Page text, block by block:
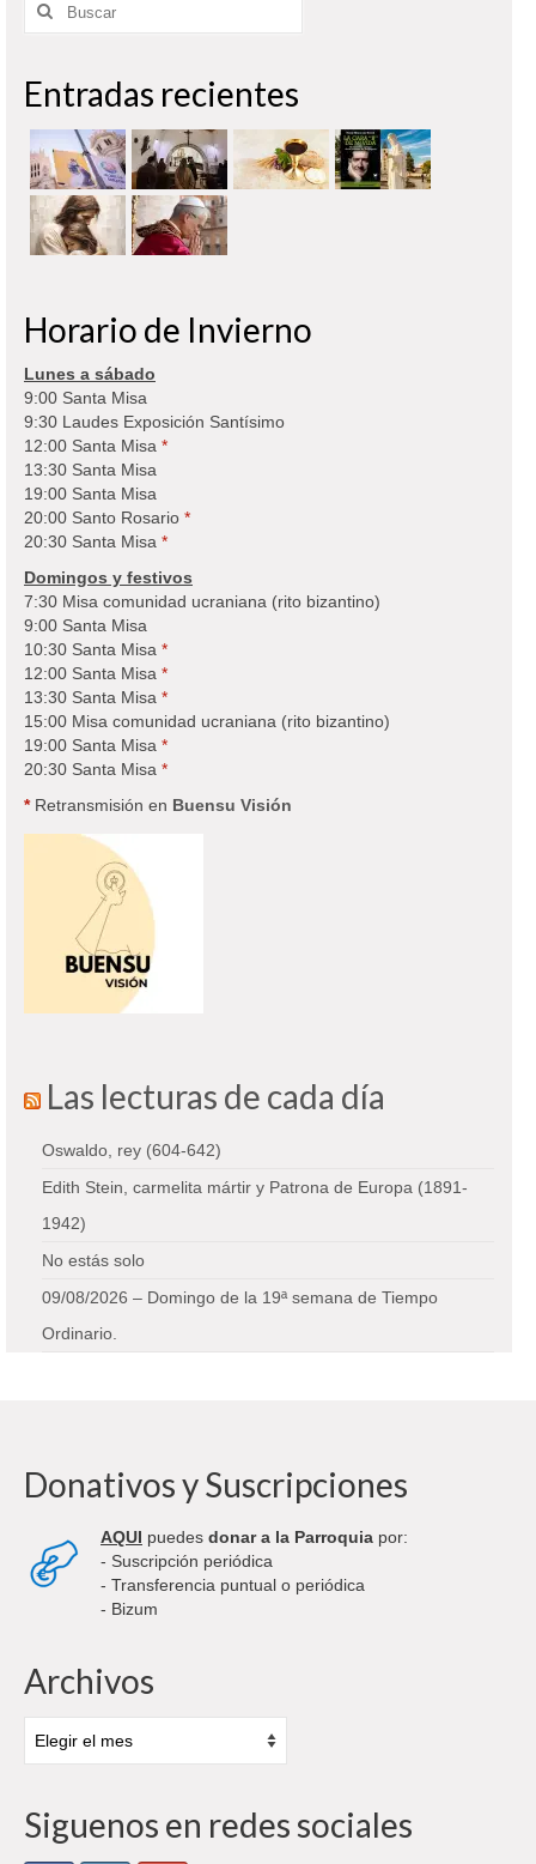
Entradas recientes
Horario de Invierno
Lunes a sábado
9:00 Santa Misa
9:30 Laudes Exposición Santísimo
12:00 Santa Misa *
13:30 Santa Misa
19:00 Santa Misa
20:00 Santo Rosario *
20:30 Santa Misa *
Domingos y festivos
7:30 Misa comunidad ucraniana (rito bizantino)
9:00 Santa Misa
10:30 Santa Misa *
12:00 Santa Misa *
13:30 Santa Misa *
15:00 Misa comunidad ucraniana (rito bizantino)
19:00 Santa Misa *
20:30 Santa Misa *
*Retransmisión en Buensu Visión
Las lecturas de cada día
Oswaldo, rey (604-642)
Edith Stein, carmelita mártir y Patrona de Europa (1891-
1942)
No estás solo
09/08/2026 – Domingo de la 19ª semana de Tiempo
Ordinario.
Donativos y Suscripciones
AQUI puedes donar a la Parroquia por:
- Suscripción periódica
- Transferencia puntual o periódica
- Bizum
Archivos
Siguenos en redes sociales